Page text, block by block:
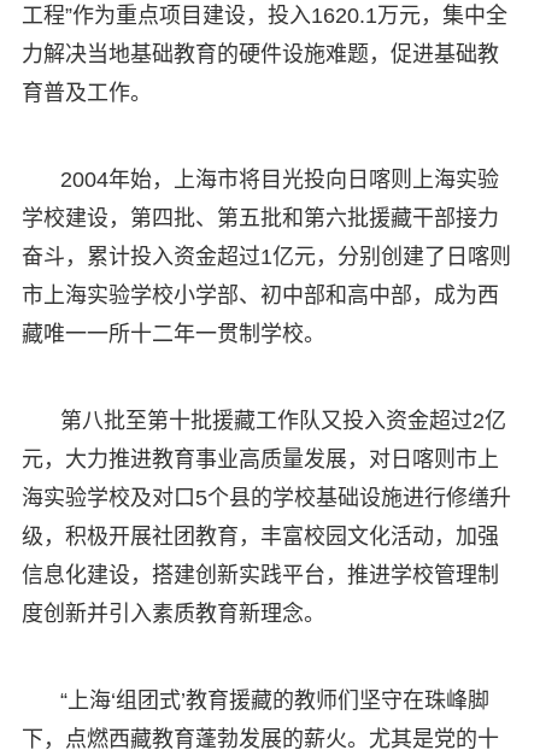
工程”作为重点项目建设，投入1620.1万元，集中全
力解决当地基础教育的硬件设施难题，促进基础教
育普及工作。
2004年始，上海市将目光投向日喀则上海实验
学校建设，第四批、第五批和第六批援藏干部接力
奋斗，累计投入资金超过1亿元，分别创建了日喀则
市上海实验学校小学部、初中部和高中部，成为西
藏唯一一所十二年一贯制学校。
第八批至第十批援藏工作队又投入资金超过2亿
元，大力推进教育事业高质量发展，对日喀则市上
海实验学校及对口5个县的学校基础设施进行修缮升
级，积极开展社团教育，丰富校园文化活动，加强
信息化建设，搭建创新实践平台，推进学校管理制
度创新并引入素质教育新理念。
“上海‘组团式’教育援藏的教师们坚守在珠峰脚
下，点燃西藏教育蓬勃发展的薪火。尤其是党的十